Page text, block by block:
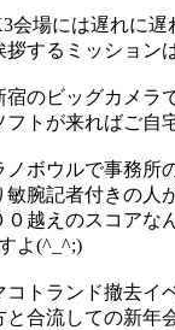
会場には遅れに遅
拶するミッション
のビッグカメラ
フトが来ればご自
ボウルで事務所
敏腕記者付きの人
０越えのスコアな
よ(^_^;)
コトランド撤去イ
と合流しての新年